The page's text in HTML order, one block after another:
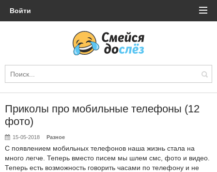
Войти
Приколы про мобильные телефоны (12
фото)
15-05-2018 Разное
С появлением мобильных телефонов наша жизнь стала на
много легче. Теперь вместо писем мы шлем смс, фото и видео.
Теперь есть возможность говорить часами по телефону и не